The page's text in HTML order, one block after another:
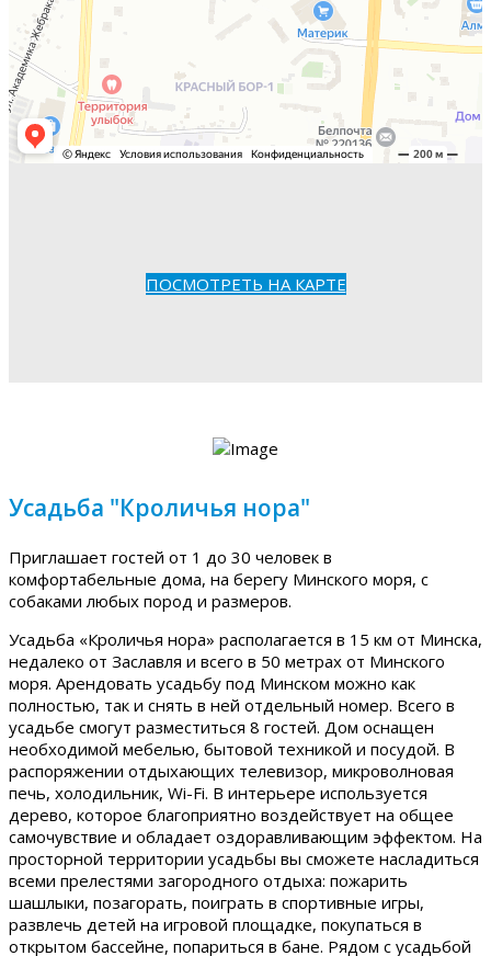
ПОСМОТРЕТЬ НА КАРТЕ
Усадьба "Кроличья нора"
Приглашает гостей от 1 до 30 человек в
комфортабельные дома, на берегу Минского моря, с
собаками любых пород и размеров.
Усадьба «Кроличья нора» располагается в 15 км от Минска,
недалеко от Заславля и всего в 50 метрах от Минского
моря. Арендовать усадьбу под Минском можно как
полностью, так и снять в ней отдельный номер. Всего в
усадьбе смогут разместиться 8 гостей. Дом оснащен
необходимой мебелью, бытовой техникой и посудой. В
распоряжении отдыхающих телевизор, микроволновая
печь, холодильник, Wi-Fi. В интерьере используется
дерево, которое благоприятно воздействует на общее
самочувствие и обладает оздоравливающим эффектом. На
просторной территории усадьбы вы сможете насладиться
всеми прелестями загородного отдыха: пожарить
шашлыки, позагорать, поиграть в спортивные игры,
развлечь детей на игровой площадке, покупаться в
открытом бассейне, попариться в бане. Рядом с усадьбой